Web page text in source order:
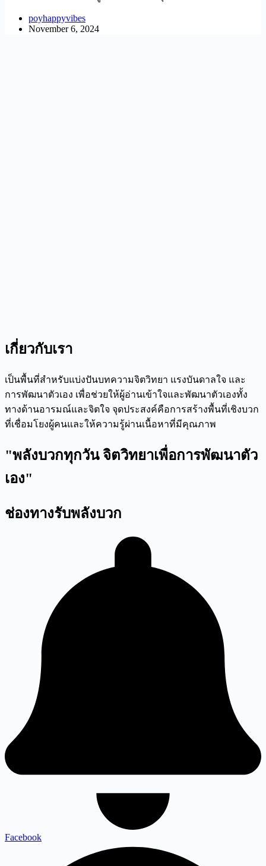
poyhappyvibes
November 6, 2024
เกี่ยวกับเรา
เป็นพื้นที่สำหรับแบ่งปันบทความจิตวิทยา แรงบันดาลใจ และ
การพัฒนาตัวเอง เพื่อช่วยให้ผู้อ่านเข้าใจและพัฒนาตัวเองทั้ง
ทางด้านอารมณ์และจิตใจ จุดประสงค์คือการสร้างพื้นที่เชิงบวก
ที่เชื่อมโยงผู้คนและให้ความรู้ผ่านเนื้อหาที่มีคุณภาพ
"พลังบวกทุกวัน จิตวิทยาเพื่อการพัฒนาตัว
เอง"
ช่องทางรับพลังบวก
Facebook